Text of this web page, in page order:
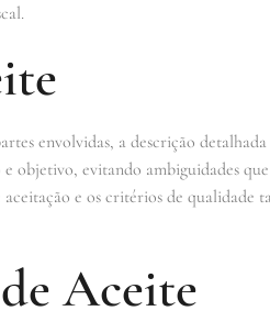
envolvidas, a descrição
objetivo, evitando ambiguidades
e os critérios de qualidade
Aceite